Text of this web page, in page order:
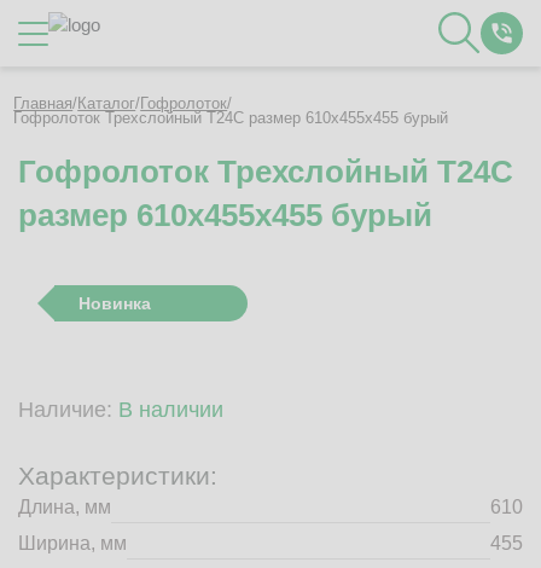
О Компании
Контакты
Полезное
Вакансии
Гофротара с печатью
Рассчитать стоимость упаковки
Пн-Пт 8:00 - 17:00
Главная/Каталог/Гофролоток/
Гофролоток Трехслойный Т24C размер 610x455x455 бурый
Гофролоток Трехслойный Т24C
размер 610x455x455 бурый
Новинка
Наличие: В наличии
Характеристики:
Длина, мм
610
Ширина, мм
455